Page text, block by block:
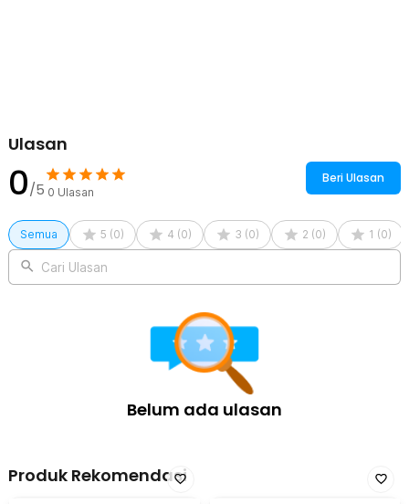
Ulasan
0/5 0 Ulasan
Beri Ulasan
Semua 5 (0) 4 (0) 3 (0) 2 (0) 1 (0)
Cari Ulasan
Belum ada ulasan
Produk Rekomendasi